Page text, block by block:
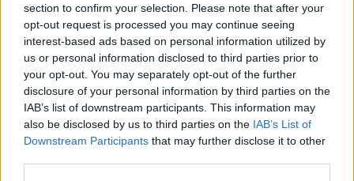
section to confirm your selection. Please note that after your
opt-out request is processed you may continue seeing
interest-based ads based on personal information utilized by
us or personal information disclosed to third parties prior to
your opt-out. You may separately opt-out of the further
disclosure of your personal information by third parties on the
IAB’s list of downstream participants. This information may
also be disclosed by us to third parties on the IAB’s List of
Downstream Participants that may further disclose it to other
παράδειγμα, σε έναν ασθενή με πόνο στο στήθος
υπάρχουν εργαλεία που εκτιμούν την πιθανότητα
εμφράγματος με βάση τα συμπτώματα και τα
αποτελέσματα των εξετάσεων. Η τεχνητή νοημοσύνη
πιθανότατα μπορεί να κάνει αυτούς τους υπολογισμούς
ταχύτερα από τους περισσότερους γιατρούς.
Όμως η πραγματική ζωή σπάνια μοιάζει με τον «μέσο